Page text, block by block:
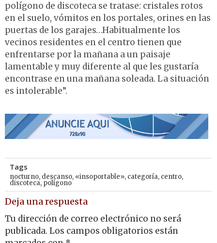
polígono de discoteca se tratase: cristales rotos
en el suelo, vómitos en los portales, orines en las
puertas de los garajes…Habitualmente los
vecinos residentes en el centro tienen que
enfrentarse por la mañana a un paisaje
lamentable y muy diferente al que les gustaría
encontrase en una mañana soleada. La situación
es intolerable”.
Tags
nocturno, descanso, «insoportable», categoría, centro,
discoteca, polígono
Deja una respuesta
Tu dirección de correo electrónico no será
publicada. Los campos obligatorios están